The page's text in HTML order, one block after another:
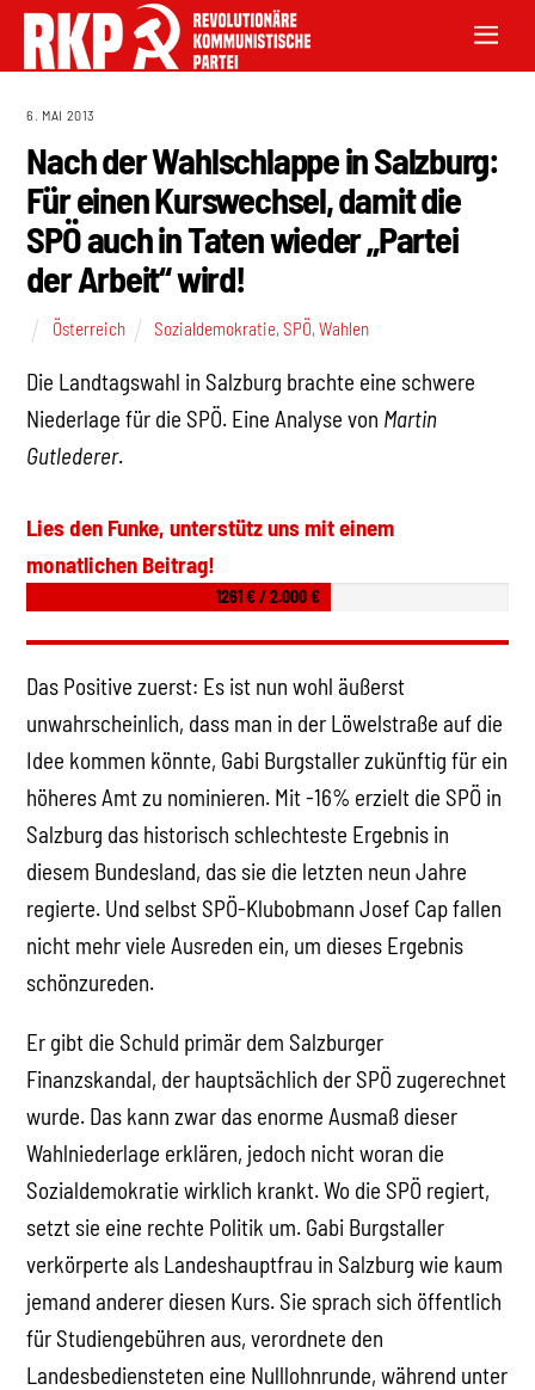
6. MAI 2013
Nach der Wahlschlappe in Salzburg:
Für einen Kurswechsel, damit die
SPÖ auch in Taten wieder „Partei
der Arbeit“ wird!
Österreich Sozialdemokratie,SPÖ,Wahlen
Die Landtagswahl in Salzburg brachte eine schwere
Niederlage für die SPÖ. Eine Analyse von Martin
Gutlederer.
Lies den Funke, unterstütz uns mit einem
monatlichen Beitrag!
1261 € / 2.000 €
Das Positive zuerst: Es ist nun wohl äußerst
unwahrscheinlich, dass man in der Löwelstraße auf die
Idee kommen könnte, Gabi Burgstaller zukünftig für ein
höheres Amt zu nominieren. Mit -16% erzielt die SPÖ in
Salzburg das historisch schlechteste Ergebnis in
diesem Bundesland, das sie die letzten neun Jahre
regierte. Und selbst SPÖ-Klubobmann Josef Cap fallen
nicht mehr viele Ausreden ein, um dieses Ergebnis
schönzureden.
Er gibt die Schuld primär dem Salzburger
Finanzskandal, der hauptsächlich der SPÖ zugerechnet
wurde. Das kann zwar das enorme Ausmaß dieser
Wahlniederlage erklären, jedoch nicht woran die
Sozialdemokratie wirklich krankt. Wo die SPÖ regiert,
setzt sie eine rechte Politik um. Gabi Burgstaller
verkörperte als Landeshauptfrau in Salzburg wie kaum
jemand anderer diesen Kurs. Sie sprach sich öffentlich
für Studiengebühren aus, verordnete den
Landesbediensteten eine Nulllohnrunde, während unter